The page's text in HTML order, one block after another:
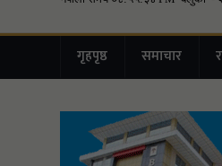
गृहपृष्ठ समाचार